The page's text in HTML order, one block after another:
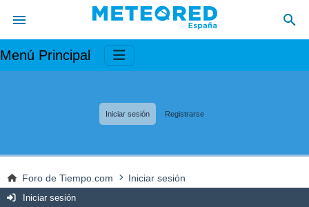
Menú Principal
Iniciar sesión Registrarse
Foro de Tiempo.com Iniciar sesión
Iniciar sesión